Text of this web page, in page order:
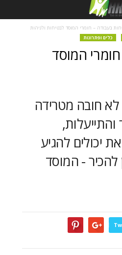
חדשות
המוסד לבטיחות ולגיהות
מטרידה
להגיע
המוסד